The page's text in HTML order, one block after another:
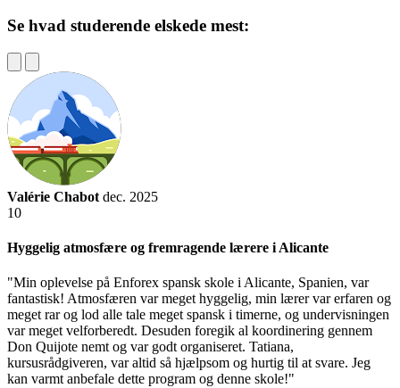
Se hvad studerende elskede mest:
Valérie Chabot dec. 2025
10
Hyggelig atmosfære og fremragende lærere i Alicante
"Min oplevelse på Enforex spansk skole i Alicante, Spanien, var
fantastisk! Atmosfæren var meget hyggelig, min lærer var erfaren og
meget rar og lod alle tale meget spansk i timerne, og undervisningen
var meget velforberedt. Desuden foregik al koordinering gennem
Don Quijote nemt og var godt organiseret. Tatiana,
kursusrådgiveren, var altid så hjælpsom og hurtig til at svare. Jeg
kan varmt anbefale dette program og denne skole!"